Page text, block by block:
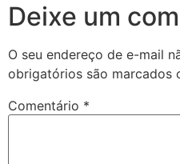
Deixe um
O seu endereço de e-mail
obrigatórios são marcados
Comentário *